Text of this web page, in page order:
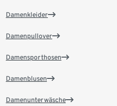
Damenkleider
Damenpullover
Damensporthosen
Damenblusen
Damenunterwäsche